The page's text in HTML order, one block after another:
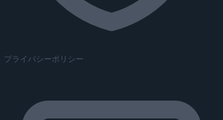
プライバシーポリシー